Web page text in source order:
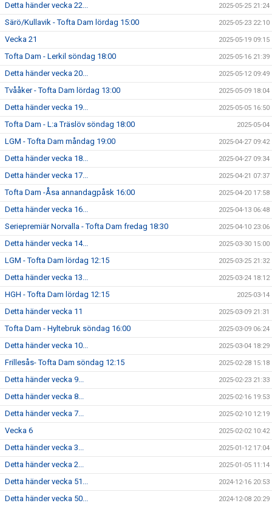
Detta händer vecka 22... 2025-05-25 21:24
Särö/Kullavik - Tofta Dam lördag 15:00 2025-05-23 22:10
Vecka 21 2025-05-19 09:15
Tofta Dam - Lerkil söndag 18:00 2025-05-16 21:39
Detta händer vecka 20... 2025-05-12 09:49
Tvååker - Tofta Dam lördag 13:00 2025-05-09 18:04
Detta händer vecka 19... 2025-05-05 16:50
Tofta Dam - L:a Träslöv söndag 18:00 2025-05-04
LGM - Tofta Dam måndag 19:00 2025-04-27 09:42
Detta händer vecka 18... 2025-04-27 09:34
Detta händer vecka 17... 2025-04-21 07:37
Tofta Dam -Åsa annandagpåsk 16:00 2025-04-20 17:58
Detta händer vecka 16... 2025-04-13 06:48
Seriepremiär Norvalla - Tofta Dam fredag 18:30 2025-04-10 23:06
Detta händer vecka 14... 2025-03-30 15:00
LGM - Tofta Dam lördag 12:15 2025-03-25 21:32
Detta händer vecka 13... 2025-03-24 18:12
HGH - Tofta Dam lördag 12:15 2025-03-14
Detta händer vecka 11 2025-03-09 21:31
Tofta Dam - Hyltebruk söndag 16:00 2025-03-09 06:24
Detta händer vecka 10... 2025-03-04 18:29
Frillesås- Tofta Dam söndag 12:15 2025-02-28 15:18
Detta händer vecka 9... 2025-02-23 21:33
Detta händer vecka 8... 2025-02-16 19:53
Detta händer vecka 7... 2025-02-10 12:19
Vecka 6 2025-02-02 10:42
Detta händer vecka 3... 2025-01-12 17:04
Detta händer vecka 2... 2025-01-05 11:14
Detta händer vecka 51... 2024-12-16 20:53
Detta händer vecka 50... 2024-12-08 20:29